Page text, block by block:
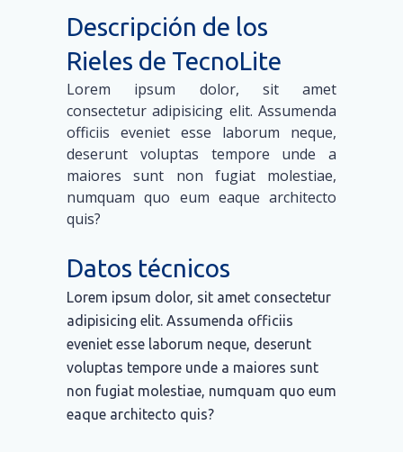
Descripción de los
Rieles de TecnoLite
Lorem ipsum dolor, sit amet
consectetur adipisicing elit. Assumenda
officiis eveniet esse laborum neque,
deserunt voluptas tempore unde a
maiores sunt non fugiat molestiae,
numquam quo eum eaque architecto
quis?
Datos técnicos
Lorem ipsum dolor, sit amet consectetur
adipisicing elit. Assumenda officiis
eveniet esse laborum neque, deserunt
voluptas tempore unde a maiores sunt
non fugiat molestiae, numquam quo eum
eaque architecto quis?